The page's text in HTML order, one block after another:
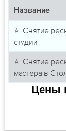
Название
⭐ Снятие
студии
⭐ Снятие
мастера в
Цены